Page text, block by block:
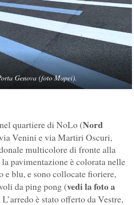
Genova (foto Mapei).
quartiere di NoLo (Nord
Venini e via Martiri Oscuri,
multicolore di fronte alla
pavimentazione è colorata nelle
e blu, e sono collocate fioriere,
da ping pong (vedi la foto a
L’arredo è stato offerto da Vestre,